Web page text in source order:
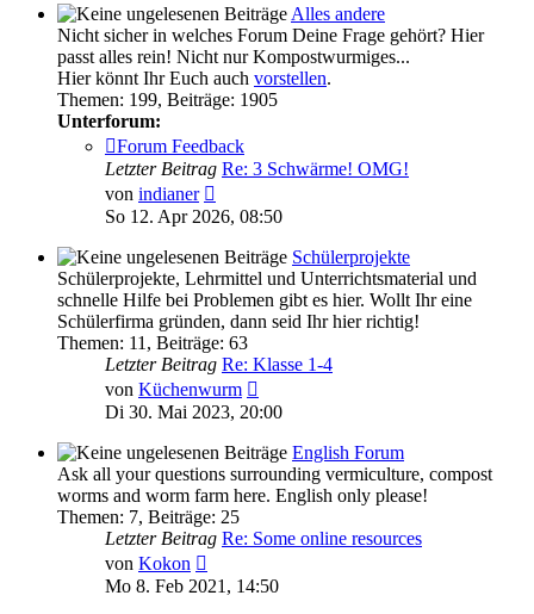
Alles andere
Nicht sicher in welches Forum Deine Frage gehört? Hier
passt alles rein! Nicht nur Kompostwurmiges...
Hier könnt Ihr Euch auch vorstellen.
Themen: 199, Beiträge: 1905
Unterforum:
Forum Feedback
Letzter Beitrag Re: 3 Schwärme! OMG!
von indianer
Beitrag
So 12. Apr 2026, 08:50
Schülerprojekte
Schülerprojekte, Lehrmittel und Unterrichtsmaterial und
schnelle Hilfe bei Problemen gibt es hier. Wollt Ihr eine
Schülerfirma gründen, dann seid Ihr hier richtig!
Themen: 11 , Beiträge: 63
Letzter Beitrag Re: Klasse 1-4
von Küchenwurm
Beitrag
Di 30. Mai 2023, 20:00
English Forum
Ask all your questions surrounding vermiculture, compost
worms and worm farm here. English only please!
Themen: 7, Beiträge: 25
Letzter Beitrag Re: Some online resources
von Kokon
Beitrag
Mo 8. Feb 2021, 14:50